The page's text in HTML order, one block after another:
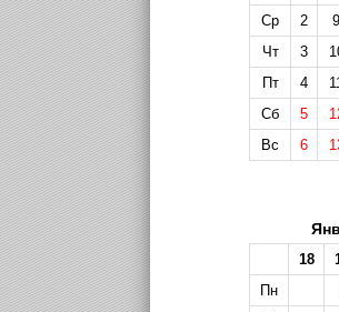
Ср
2 9
Чт
3
Пт
4
Сб
5
Вс
6
18
Пн